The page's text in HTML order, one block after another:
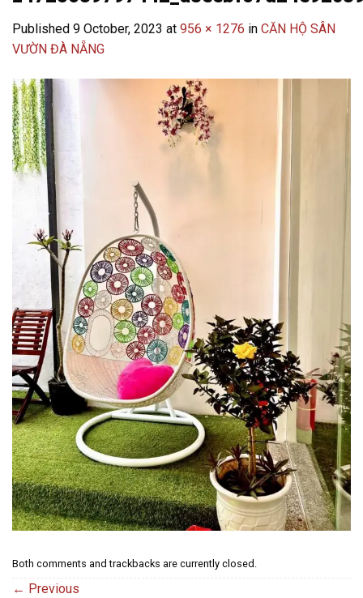
Published 9 October, 2023 at 956 × 1276 in CĂN HỘ SÂN
VƯỜN ĐÀ NẴNG
Both comments and trackbacks are currently closed.
← Previous